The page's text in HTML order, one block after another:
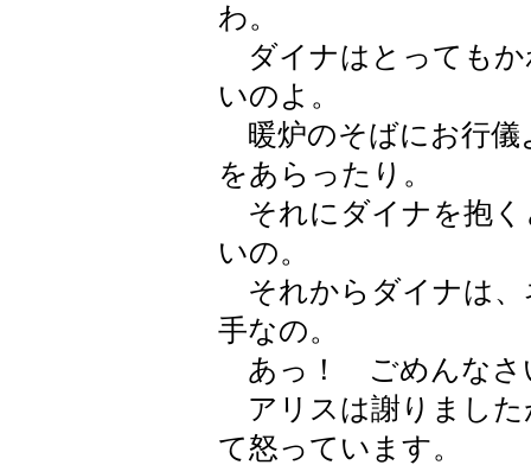
わ。
ダイナはとってもか
いのよ。
暖炉のそばにお行儀
をあらったり。
それにダイナを抱く
いの。
それからダイナは、
手なの。
あっ！ ごめんなさ
アリスは謝りました
て怒っています。